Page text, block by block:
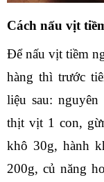
Cách nấu vịt
Để nấu vịt tiềm
hàng thì trước
liệu sau:
thịt vịt 1 con,
khô 30g, hành
200g, củ năng